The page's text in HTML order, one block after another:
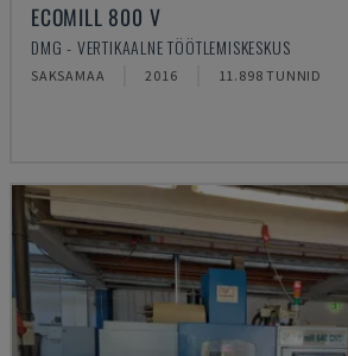
ECOMILL 800 V
DMG - VERTIKAALNE TÖÖTLEMISKESKUS
SAKSAMAA 2016 11.898 TUNNID